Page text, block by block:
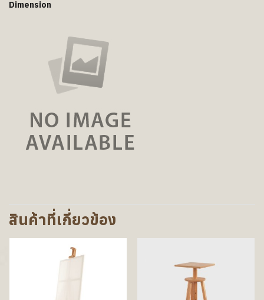
Dimension
สินค้าที่เกี่ยวข้อง